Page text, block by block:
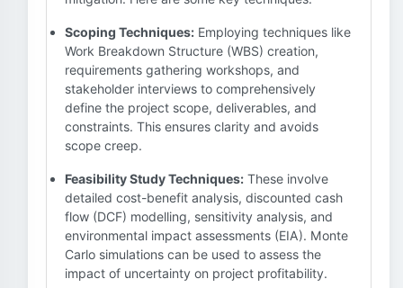
Scoping Techniques: Employing techniques like
Work Breakdown Structure (WBS) creation,
requirements gathering workshops, and
stakeholder interviews to comprehensively
define the project scope, deliverables, and
constraints. This ensures clarity and avoids
scope creep.
Feasibility Study Techniques: These involve
detailed cost-benefit analysis, discounted cash
flow (DCF) modelling, sensitivity analysis, and
environmental impact assessments (EIA). Monte
Carlo simulations can be used to assess the
impact of uncertainty on project profitability.